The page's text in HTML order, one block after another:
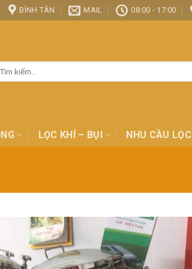
BÌNH TÂN MAIL 08:00 - 17:00
LỌC KHÍ – BỤI NHU CẦU LỌC